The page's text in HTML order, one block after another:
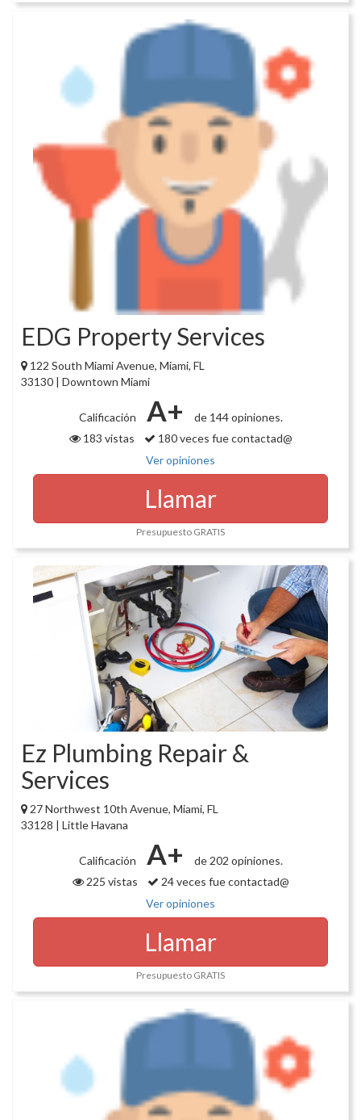
EDG Property Services
122 South Miami Avenue, Miami, FL
33130 | Downtown Miami
Calificación A+
de 144 opiniones.
183 vistas
180 veces fue contactad@
Ver opiniones
Llamar
Presupuesto GRATIS
Ez Plumbing Repair &
Services
27 Northwest 10th Avenue, Miami, FL
33128 | Little Havana
Calificación A+
de 202 opiniones.
225 vistas
24 veces fue contactad@
Ver opiniones
Llamar
Presupuesto GRATIS